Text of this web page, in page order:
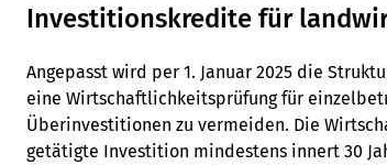
Investitionskredite für
Angepasst wird per 1. Januar 2025 die
eine Wirtschaftlichkeitsprüfung für
Überinvestitionen zu vermeiden. Die
getätigte Investition mindestens innert 30